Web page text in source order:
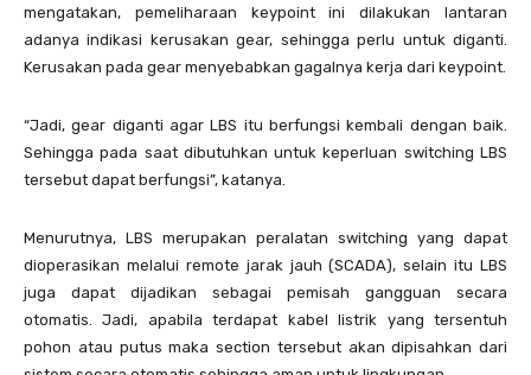
mengatakan, pemeliharaan keypoint ini dilakukan lantaran
adanya indikasi kerusakan gear, sehingga perlu untuk diganti.
Kerusakan pada gear menyebabkan gagalnya kerja dari keypoint.
“Jadi, gear diganti agar LBS itu berfungsi kembali dengan baik.
Sehingga pada saat dibutuhkan untuk keperluan switching LBS
tersebut dapat berfungsi”, katanya.
Menurutnya, LBS merupakan peralatan switching yang dapat
dioperasikan melalui remote jarak jauh (SCADA), selain itu LBS
juga dapat dijadikan sebagai pemisah gangguan secara
otomatis. Jadi, apabila terdapat kabel listrik yang tersentuh
pohon atau putus maka section tersebut akan dipisahkan dari